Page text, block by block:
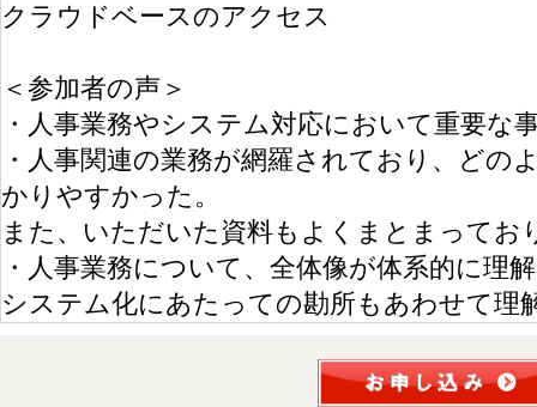
クラウドベースのアクセス
＜参加者の声＞
・人事業務やシステム対応において重要な
・人事関連の業務が網羅されており、どの
かりやすかった。
また、いただいた資料もよくまとまってお
・人事業務について、全体像が体系的に理
システム化にあたっての勘所もあわせて理